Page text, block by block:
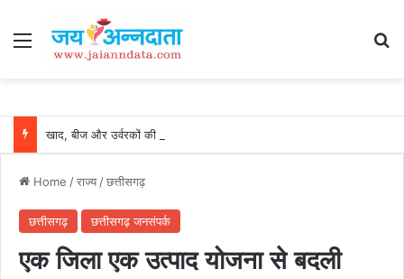
Menu
Home /राज्य/छत्तीसगढ़
छत्तीसगढ़ छत्तीसगढ़ जनसंपर्क
एक जिला एक उत्पाद योजना से बदली